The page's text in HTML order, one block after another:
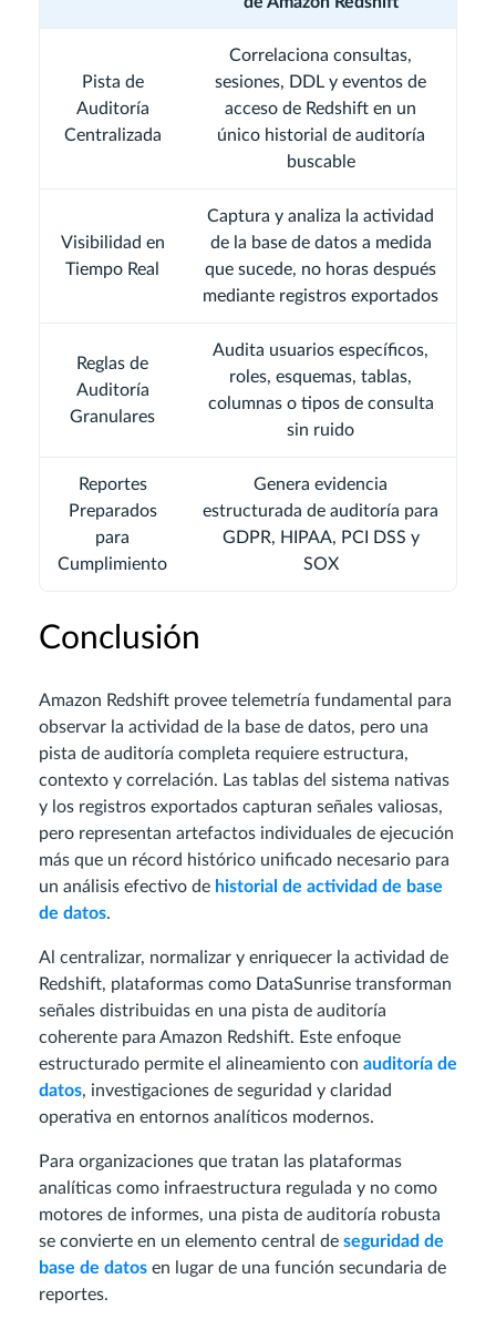
Pista de
Auditoría
Centralizada
Correlaciona consultas,
sesiones, DDL y eventos de
acceso de Redshift en un
único historial de auditoría
buscable
Visibilidad en
Tiempo Real
Captura y analiza la actividad
de la base de datos a medida
que sucede, no horas después
mediante registros exportados
Reglas de
Auditoría
Granulares
Audita usuarios específicos,
roles, esquemas, tablas,
columnas o tipos de consulta
sin ruido
Reportes
Preparados
para
Cumplimiento
Genera evidencia
estructurada de auditoría para
GDPR, HIPAA, PCI DSS y
SOX
Conclusión
Amazon Redshift provee telemetría fundamental para
observar la actividad de la base de datos, pero una
pista de auditoría completa requiere estructura,
contexto y correlación. Las tablas del sistema nativas
y los registros exportados capturan señales valiosas,
pero representan artefactos individuales de ejecución
más que un récord histórico unificado necesario para
un análisis efectivo de historial de actividad de base
de datos.
Al centralizar, normalizar y enriquecer la actividad de
Redshift, plataformas como DataSunrise transforman
señales distribuidas en una pista de auditoría
coherente para Amazon Redshift. Este enfoque
estructurado permite el alineamiento con auditoría de
datos, investigaciones de seguridad y claridad
operativa en entornos analíticos modernos.
Para organizaciones que tratan las plataformas
analíticas como infraestructura regulada y no como
motores de informes, una pista de auditoría robusta
se convierte en un elemento central de seguridad de
base de datos en lugar de una función secundaria de
reportes.